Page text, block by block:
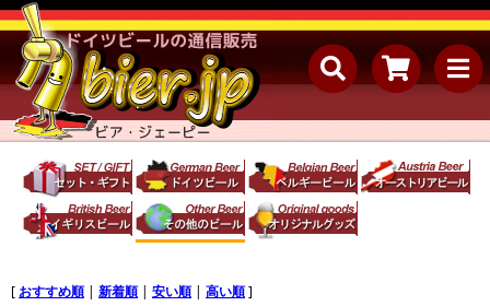
[ おすすめ順 | 新着順 | 安い順 | 高い順]